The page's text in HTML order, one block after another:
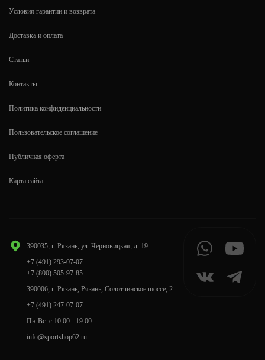
390035, г. Рязань, ул. Черновицкая, д. 19
+7 (491) 293-07-07
+7 (800) 505-97-85
390006, г. Рязань, Рязань, Солотчинское шоссе, 2
+7 (491) 247-07-07
Пн-Вс: с 10:00 - 19:00
info@sportshop62.ru
Условия гарантии и возврата
Доставка и оплата
Статьи
Контакты
Политика конфиденциальности
Пользовательское соглашение
Публичная оферта
Карта сайта